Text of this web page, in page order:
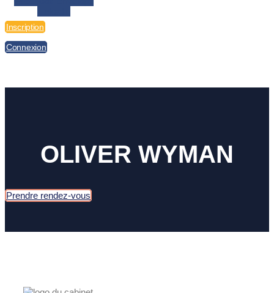
Inscription
Connexion
OLIVER WYMAN​
Prendre rendez-vous